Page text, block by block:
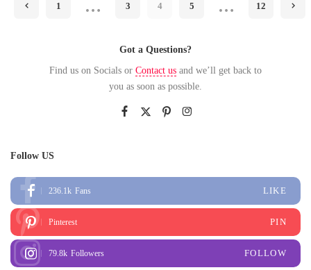
1 … 3 4 5 … 12
Got a Questions?
Find us on Socials or Contact us and we’ll get back to
you as soon as possible.
Follow US
236.1k Fans LIKE
Pinterest PIN
79.8k Followers FOLLOW